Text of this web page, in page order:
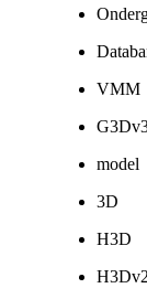
VMM
model
3D
H3D
H3Dv2